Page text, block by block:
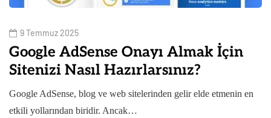
9 Temmuz 2025
Google AdSense Onayı Almak İçin
Sitenizi Nasıl Hazırlarsınız?
Google AdSense, blog ve web sitelerinden gelir elde etmenin en
etkili yollarından biridir. Ancak…